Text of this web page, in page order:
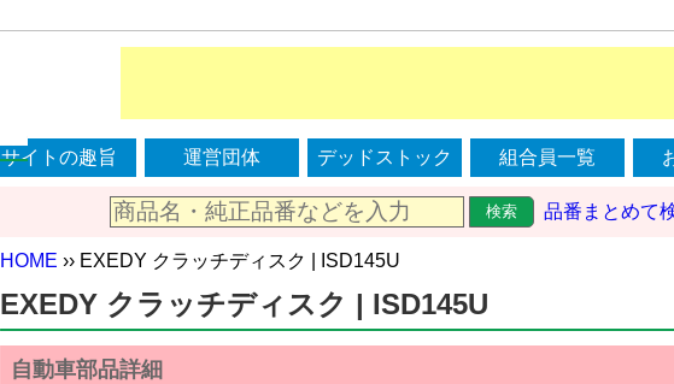
サイトの趣旨 運営団体 デッドストック 組合員一覧
検索 品番まとめて
HOME ›› EXEDY クラッチディスク | ISD145U
EXEDY クラッチディスク | ISD145U
自動車部品詳細